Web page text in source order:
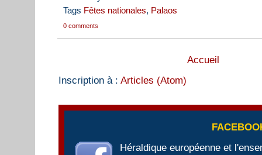
Tags Fêtes nationales, Palaos
0 comments
Accueil
Inscription à : Articles (Atom)
Héraldique européenne et